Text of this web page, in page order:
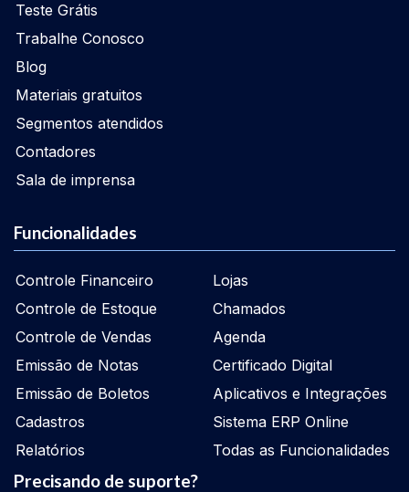
Teste Grátis
Trabalhe Conosco
Blog
Materiais gratuitos
Segmentos atendidos
Contadores
Sala de imprensa
Funcionalidades
Controle Financeiro
Controle de Estoque
Controle de Vendas
Emissão de Notas
Emissão de Boletos
Cadastros
Relatórios
Lojas
Chamados
Agenda
Certificado Digital
Aplicativos e Integrações
Sistema ERP Online
Todas as Funcionalidades
Precisando de suporte?